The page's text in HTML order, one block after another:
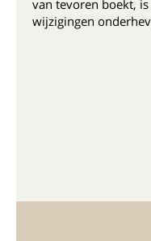
van tevoren boekt,
wijzigingen